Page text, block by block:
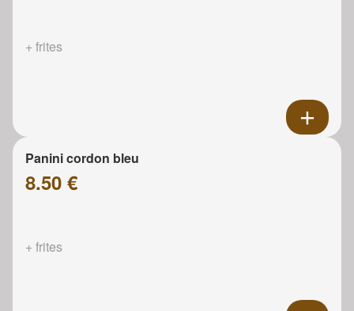
+ frites
Panini cordon bleu
8.50 €
+ frites